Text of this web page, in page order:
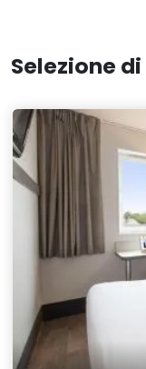
Selezione